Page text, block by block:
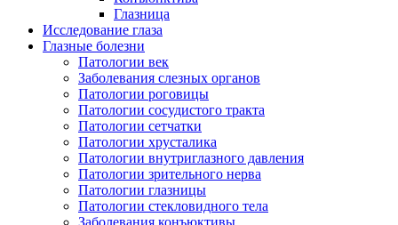
Глазница
Исследование глаза
Глазные болезни
Патологии век
Заболевания слезных органов
Патологии роговицы
Патологии сосудистого тракта
Патологии сетчатки
Патологии хрусталика
Патологии внутриглазного давления
Патологии зрительного нерва
Патологии глазницы
Патологии стекловидного тела